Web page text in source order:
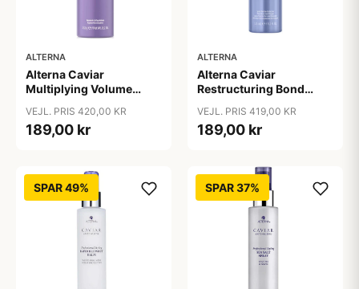
ALTERNA
Alterna Caviar
Multiplying Volume
VEJL. PRIS 420,00 KR
189,00 kr
ALTERNA
Alterna Caviar
Restructuring Bond
Protection Spray, 125 ml
VEJL. PRIS 419,00 KR
189,00 kr
SPAR 49% SPAR 37%